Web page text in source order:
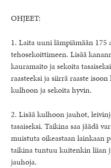
OHJEET:
1. Laita uuni lämpiämään 175
tehosekoittimeen. Lisää
kauramaito ja sekoita
raasteeksi ja siirrä raaste
kulhoon ja sekoita hyvin.
2. Lisää kulhoon jauhot,
tasaiseksi. Taikina saa jäädä
muistuta oikeastaan lainkaan
taikina tuntuu kuitenkin liian
jauhoja.